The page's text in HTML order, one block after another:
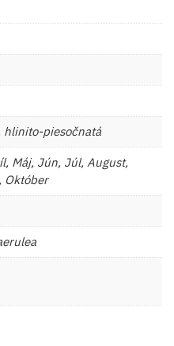
hlinito-piesočnatá
Máj, Jún, Júl, August,
Október